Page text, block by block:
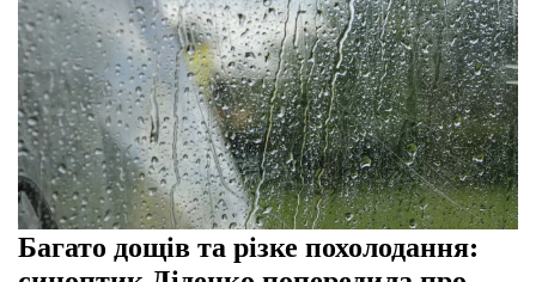
Багато дощів та різке похолодання: